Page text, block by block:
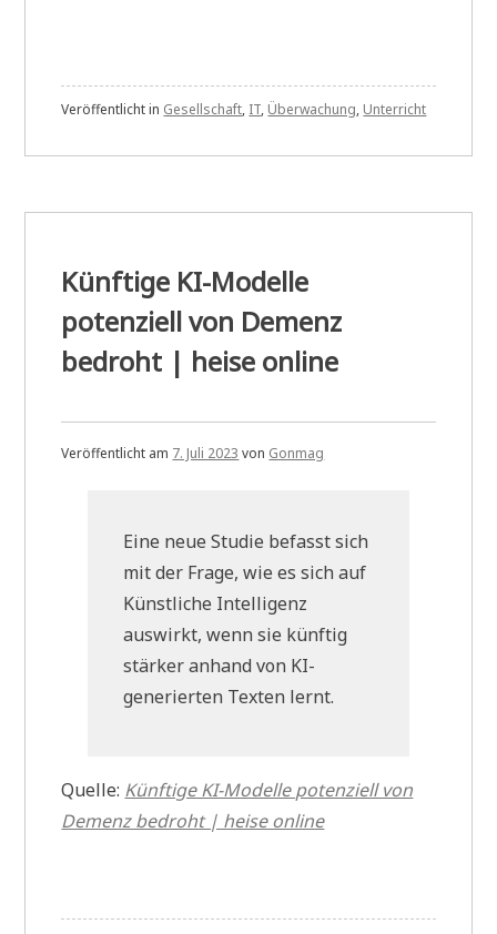
Veröffentlicht in Gesellschaft, IT, Überwachung, Unterricht
Künftige KI-Modelle
potenziell von Demenz
bedroht | heise online
Veröffentlicht am 7. Juli 2023 von Gonmag
Eine neue Studie befasst sich
mit der Frage, wie es sich auf
Künstliche Intelligenz
auswirkt, wenn sie künftig
stärker anhand von KI-
generierten Texten lernt.
Quelle: Künftige KI-Modelle potenziell von
Demenz bedroht | heise online